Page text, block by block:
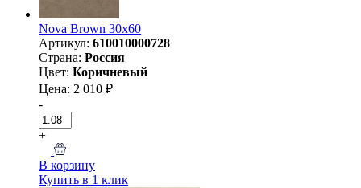
Nova Brown 30х60
Артикул: 610010000728
Страна: Россия
Цвет: Коричневый
Цена: 2 010 ₽
-
+
В корзину
Купить в 1 клик